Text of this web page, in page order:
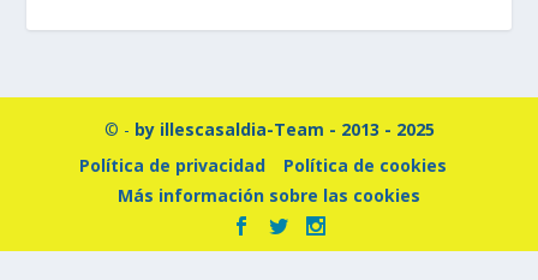
© - by illescasaldia-Team - 2013 - 2025
Política de privacidad
Política de cookies
Más información sobre las cookies